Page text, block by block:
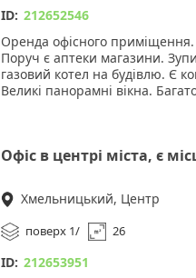
Вартість: 11 000 грн/місяць
Зателефонуйте для перегляду.
ID: 212652546
Оренда офісного приміщення.
Поруч є аптеки магазини.
газовий котел на будівлю. Є
Великі панорамні вікна.
Офіс в центрі міста, є
Хмельницький, Центр
поверх 1/ 26
ID: 212653951